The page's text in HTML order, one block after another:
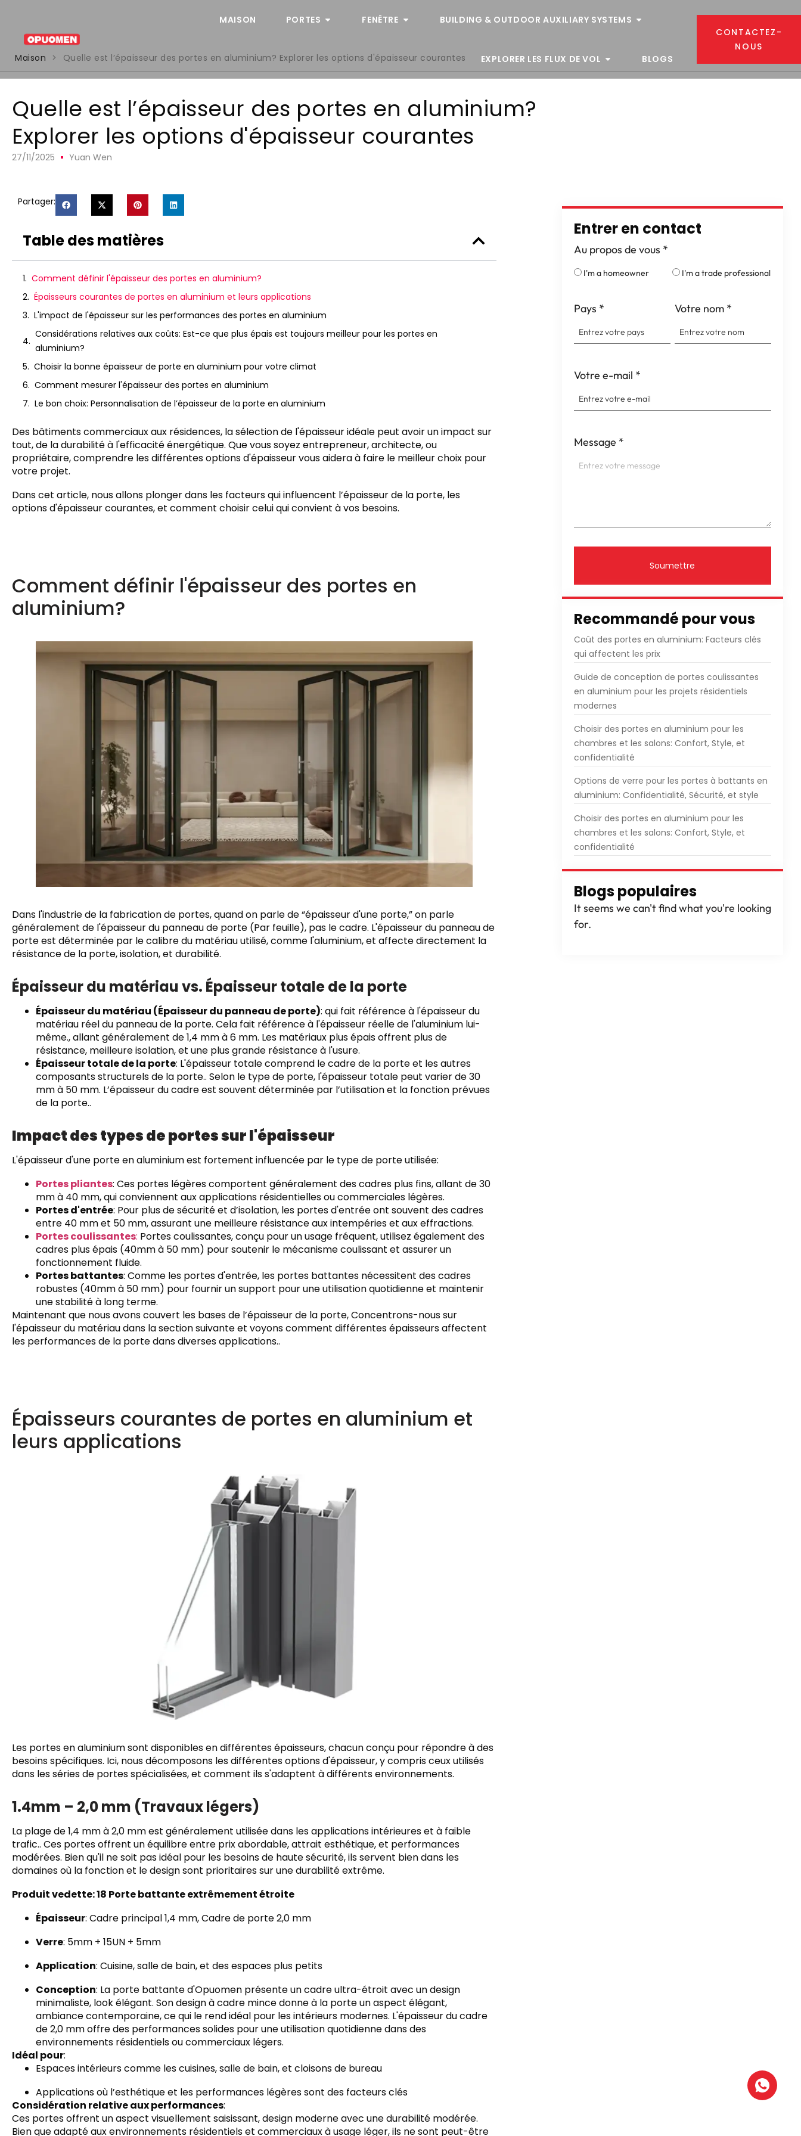
MAISON PORTES FENÊTRE BUILDING & OUTDOOR AUXILIARY SYSTEMS
EXPLORER LES FLUX DE VOL BLOGS
CONTACTEZ-
NOUS
Maison
> Quelle est l’épaisseur des portes en aluminium? Explorer les options d'épaisseur courantes
Quelle est l’épaisseur des portes en aluminium?
Explorer les options d'épaisseur courantes
27/11/2025 Yuan Wen
Partager:
Table des matières
Comment définir l'épaisseur des portes en aluminium?
Épaisseurs courantes de portes en aluminium et leurs applications
L'impact de l'épaisseur sur les performances des portes en aluminium
Considérations relatives aux coûts: Est-ce que plus épais est toujours meilleur pour les portes en
aluminium?
Choisir la bonne épaisseur de porte en aluminium pour votre climat
Comment mesurer l'épaisseur des portes en aluminium
Le bon choix: Personnalisation de l’épaisseur de la porte en aluminium
Des bâtiments commerciaux aux résidences, la sélection de l'épaisseur idéale peut avoir un impact sur
tout, de la durabilité à l'efficacité énergétique. Que vous soyez entrepreneur, architecte, ou
propriétaire, comprendre les différentes options d'épaisseur vous aidera à faire le meilleur choix pour
votre projet.
Dans cet article, nous allons plonger dans les facteurs qui influencent l’épaisseur de la porte, les
options d'épaisseur courantes, et comment choisir celui qui convient à vos besoins.
Comment définir l'épaisseur des portes en
aluminium?
Dans l'industrie de la fabrication de portes, quand on parle de “épaisseur d'une porte,” on parle
généralement de l'épaisseur du panneau de porte (Par feuille), pas le cadre. L'épaisseur du panneau de
porte est déterminée par le calibre du matériau utilisé, comme l'aluminium, et affecte directement la
résistance de la porte, isolation, et durabilité.
Épaisseur du matériau vs. Épaisseur totale de la porte
Épaisseur du matériau (Épaisseur du panneau de porte): qui fait référence à l'épaisseur du
matériau réel du panneau de la porte. Cela fait référence à l'épaisseur réelle de l'aluminium lui-
même., allant généralement de 1,4 mm à 6 mm. Les matériaux plus épais offrent plus de
résistance, meilleure isolation, et une plus grande résistance à l'usure.
Épaisseur totale de la porte: L'épaisseur totale comprend le cadre de la porte et les autres
composants structurels de la porte.. Selon le type de porte, l'épaisseur totale peut varier de 30
mm à 50 mm. L’épaisseur du cadre est souvent déterminée par l’utilisation et la fonction prévues
de la porte..
Impact des types de portes sur l'épaisseur
L'épaisseur d'une porte en aluminium est fortement influencée par le type de porte utilisée:
Portes pliantes: Ces portes légères comportent généralement des cadres plus fins, allant de 30
mm à 40 mm, qui conviennent aux applications résidentielles ou commerciales légères.
Portes d'entrée: Pour plus de sécurité et d’isolation, les portes d'entrée ont souvent des cadres
entre 40 mm et 50 mm, assurant une meilleure résistance aux intempéries et aux effractions.
Portes coulissantes: Portes coulissantes, conçu pour un usage fréquent, utilisez également des
cadres plus épais (40mm à 50 mm) pour soutenir le mécanisme coulissant et assurer un
fonctionnement fluide.
Portes battantes: Comme les portes d'entrée, les portes battantes nécessitent des cadres
robustes (40mm à 50 mm) pour fournir un support pour une utilisation quotidienne et maintenir
une stabilité à long terme.
Maintenant que nous avons couvert les bases de l’épaisseur de la porte, Concentrons-nous sur
l'épaisseur du matériau dans la section suivante et voyons comment différentes épaisseurs affectent
les performances de la porte dans diverses applications..
Épaisseurs courantes de portes en aluminium et
leurs applications
Les portes en aluminium sont disponibles en différentes épaisseurs, chacun conçu pour répondre à des
besoins spécifiques. Ici, nous décomposons les différentes options d'épaisseur, y compris ceux utilisés
dans les séries de portes spécialisées, et comment ils s'adaptent à différents environnements.
1.4mm – 2,0 mm (Travaux légers)
La plage de 1,4 mm à 2,0 mm est généralement utilisée dans les applications intérieures et à faible
trafic.. Ces portes offrent un équilibre entre prix abordable, attrait esthétique, et performances
modérées. Bien qu'il ne soit pas idéal pour les besoins de haute sécurité, ils servent bien dans les
domaines où la fonction et le design sont prioritaires sur une durabilité extrême.
Produit vedette: 18 Porte battante extrêmement étroite
Épaisseur: Cadre principal 1,4 mm, Cadre de porte 2,0 mm
Verre: 5mm + 15UN + 5mm
Application: Cuisine, salle de bain, et des espaces plus petits
Conception: La porte battante d'Opuomen présente un cadre ultra-étroit avec un design
minimaliste, look élégant. Son design à cadre mince donne à la porte un aspect élégant,
ambiance contemporaine, ce qui le rend idéal pour les intérieurs modernes. L'épaisseur du cadre
de 2,0 mm offre des performances solides pour une utilisation quotidienne dans des
environnements résidentiels ou commerciaux légers.
Idéal pour:
Espaces intérieurs comme les cuisines, salle de bain, et cloisons de bureau
Applications où l’esthétique et les performances légères sont des facteurs clés
Considération relative aux performances:
Ces portes offrent un aspect visuellement saisissant, design moderne avec une durabilité modérée.
Bien que adapté aux environnements résidentiels et commerciaux à usage léger, ils ne sont peut-être
Entrer en contact
Au propos de vous *
I'm a homeowner I'm a trade professional
Pays * Votre nom *
Votre e-mail *
Message *
Soumettre
Recommandé pour vous
Coût des portes en aluminium: Facteurs clés
qui affectent les prix
Guide de conception de portes coulissantes
en aluminium pour les projets résidentiels
modernes
Choisir des portes en aluminium pour les
chambres et les salons: Confort, Style, et
confidentialité
Options de verre pour les portes à battants en
aluminium: Confidentialité, Sécurité, et style
Choisir des portes en aluminium pour les
chambres et les salons: Confort, Style, et
confidentialité
Blogs populaires
It seems we can't find what you're looking
for.